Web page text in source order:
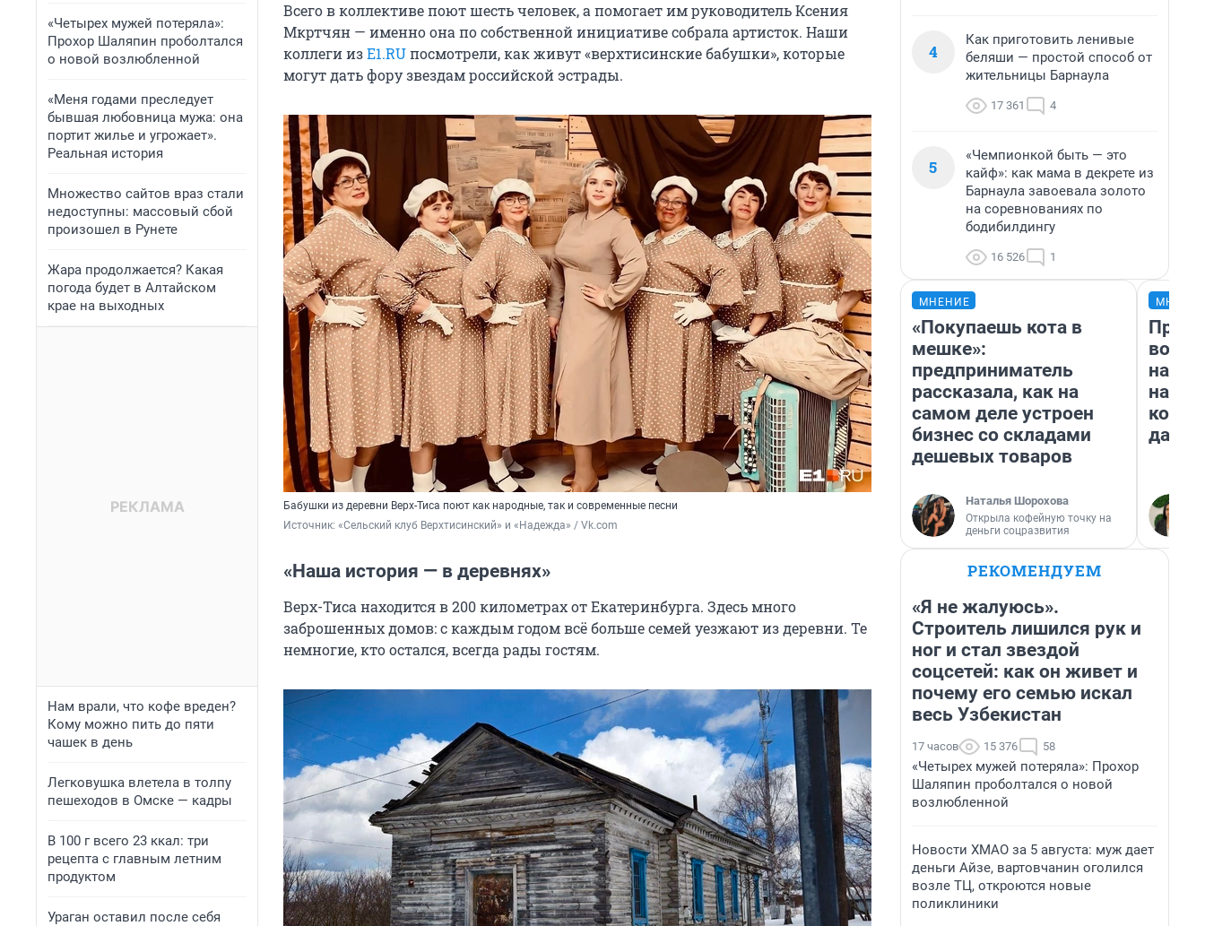
«Четырех мужей потеряла»:
Прохор Шаляпин проболтался
о новой возлюбленной
«Меня годами преследует
бывшая любовница мужа: она
портит жилье и угрожает».
Реальная история
Множество сайтов враз стали
недоступны: массовый сбой
произошел в Рунете
Жара продолжается? Какая
погода будет в Алтайском
крае на выходных
Нам врали, что кофе вреден?
Кому можно пить до пяти
чашек в день
Легковушка влетела в толпу
пешеходов в Омске — кадры
В 100 г всего 23 ккал: три
рецепта с главным летним
продуктом
Ураган оставил после себя
Всего в коллективе поют шесть человек, а помогает им руководитель Ксения
Мкртчян — именно она по собственной инициативе собрала артисток. Наши
коллеги изE1.RUпосмотрели, как живут «верхтисинские бабушки», которые
могут дать фору звездам российской эстрады.
Бабушки из деревни Верх-Тиса поют как народные, так и современные песни
Источник: «Сельский клуб Верхтисинский» и «Надежда» / Vk.com
«Наша история — в деревнях»
Верх-Тиса находится в 200 километрах от Екатеринбурга. Здесь много
заброшенных домов: с каждым годом всё больше семей уезжают из деревни. Те
немногие, кто остался, всегда рады гостям.
4
Как приготовить ленивые
беляши — простой способ от
жительницы Барнаула
17 361 4
5
«Чемпионкой быть — это
кайф»: как мама в декрете из
Барнаула завоевала золото
на соревнованиях по
бодибилдингу
16 526 1
МНЕНИЕ
«Покупаешь кота в
мешке»:
предприниматель
рассказала, как на
самом деле устроен
бизнес со складами
дешевых товаров
Наталья Шорохова
Открыла кофейную точку на
деньги соцразвития
нам
даже
РЕКОМЕНДУЕМ
«Я не жалуюсь».
Строитель лишился рук и
ног и стал звездой
соцсетей: как он живет и
почему его семью искал
весь Узбекистан
17 часов 15 376 58
«Четырех мужей потеряла»: Прохор
Шаляпин проболтался о новой
возлюбленной
Новости ХМАО за 5 августа: муж дает
деньги Айзе, вартовчанин оголился
возле ТЦ, откроются новые
поликлиники